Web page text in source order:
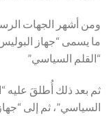
ومن أشهر الجهات
ما يسمى “جهاز
“القلم السياسي”
ثم بعد ذلك أُطلقَ عليه
السياسي”، ثم إلى